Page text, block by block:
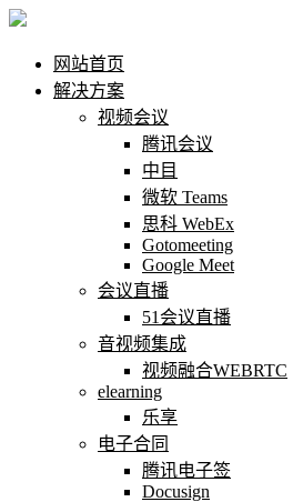
网站首页
解决方案
视频会议
腾讯会议
中目
微软 Teams
思科 WebEx
Gotomeeting
Google Meet
会议直播
51会议直播
音视频集成
视频融合WEBRTC
elearning
乐享
电子合同
腾讯电子签
Docusign